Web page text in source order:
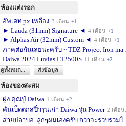
ห้องแต่งรอก
อัพเดท px เหลือง 3 เดือน +1
► Lauda (31mm) Signature ◄ 4 เดือน +1
► Alphas Air (32mm) Custom ◄ 4 เดือน +1
ภาคต่อกันเลยนะครับ ~ TDZ Project Iron ma
Daiwa 2024 Luvias LT2500S 11 เดือน +2
ดูทั้งหมด...
ส่งข้อมูล
ห้องของสะสม
ฝูง คุณปู่ Daiwa 1 เดือน +2
คันเบ็ดตกสปิ๋วรุ่นเก่า Daiwa รุ่น Power 2 เดือน
สายปลาบ่อ..ลูกๆผมเองครับ กว่าจะรวบรวมได้